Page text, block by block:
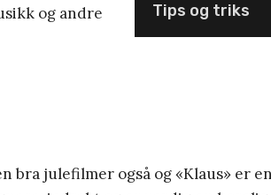
Tips og triks
og andre
bra julefilmer også og «Klaus» er